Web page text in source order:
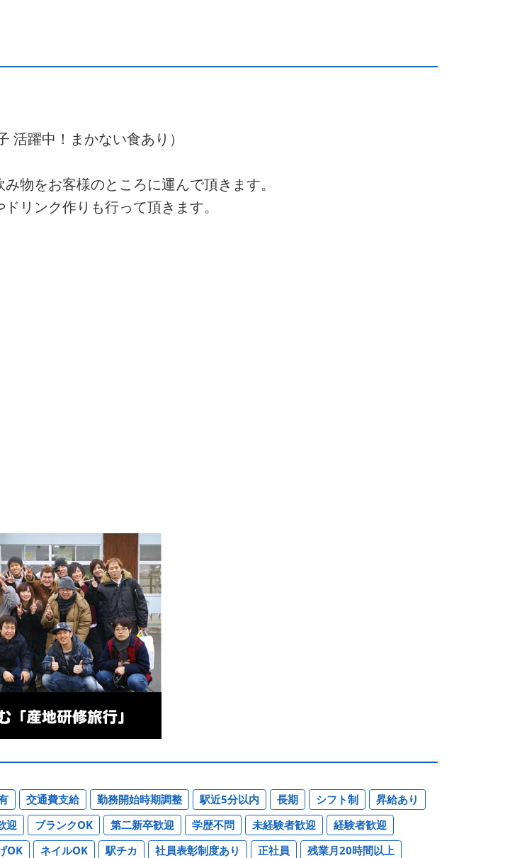
活躍中！まかない食あり）
物をお客様のところに運んで頂きます。
リンク作りも行って頂きます。
交通費支給 勤務開始時期調整 駅近5分以内 長期 シフト制
昇給あり
迎 ブランクOK 第二新卒歓迎 学歴不問 未経験者歓迎
経験者歓迎
OK ネイルOK 駅チカ 社員表彰制度あり 正社員
残業月20時間以上